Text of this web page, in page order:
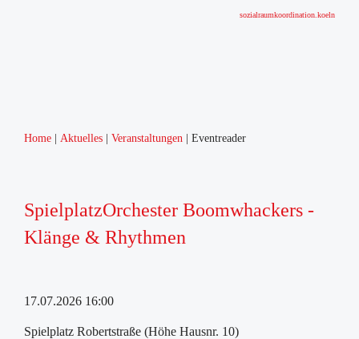
sozialraumkoordination.koeln
Home Aktuelles Veranstaltungen Eventreader
SpielplatzOrchester Boomwhackers -
Klänge & Rhythmen
17.07.2026 16:00
Spielplatz Robertstraße (Höhe Hausnr. 10)